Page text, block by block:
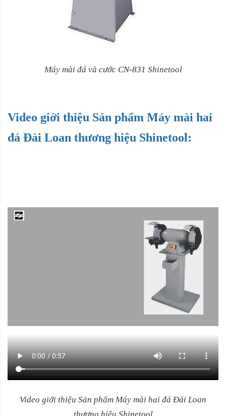
Máy mài đá và cước CN-831 Shinetool
Video giới thiệu Sản phẩm Máy mài hai
đá Đài Loan thương hiệu Shinetool:
Video giới thiệu Sản phẩm Máy mài hai đá Đài Loan